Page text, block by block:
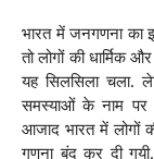
भारत में जनगणना का
तो लोगों की धार्मिक
यह सिलसिला चला.
समस्याओं के नाम पर
आजाद भारत में लोगों
गणना बंद कर दी